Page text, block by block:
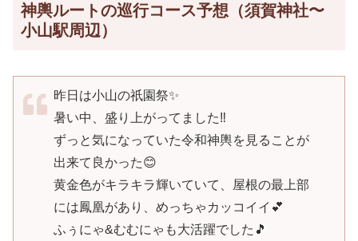
神輿ルートの巡行コース予想（須賀神社〜
小山駅周辺）
昨日は小山の祇園祭✨
暑い中、盛り上がってました‼️
ずっと気になっていた令和神輿を見ることが
出来て良かった😊
黄金色がキラキラ輝いていて、屋根の最上部
には鳳凰があり、めっちゃカッコイイ💕
ふぅにゃ&むむにゃも大活躍でした🎵